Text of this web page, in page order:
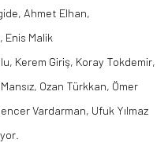
Ahmet Elhan,
Enis Malik
Kerem Giriş, Koray Tokdemir,
Ozan Türkkan, Ömer
Vardarman, Ufuk Yılmaz